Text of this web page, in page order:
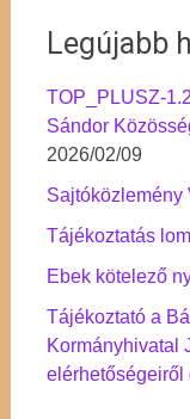
Legújabb
TOP_PLUSZ-
Sándor
2026/02/09
Sajtóközlemény
Tájékoztatás
Ebek kötelező
Tájékoztató a
Kormányhivatal
elérhetőségeiről